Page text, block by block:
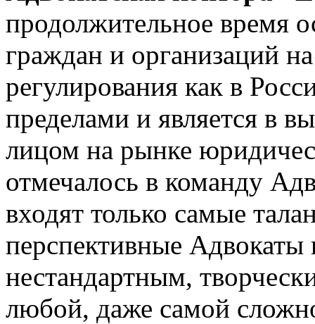
продолжительное время
граждан и организаций
регулирования как в
пределами и является в
лицом на рынке
отмечалось в команду
входят только самые
перспективные
нестандартным,
любой, даже самой